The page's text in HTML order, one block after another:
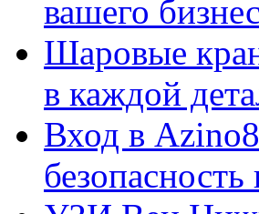
вашего
Шаровые
в каждой
Вход в